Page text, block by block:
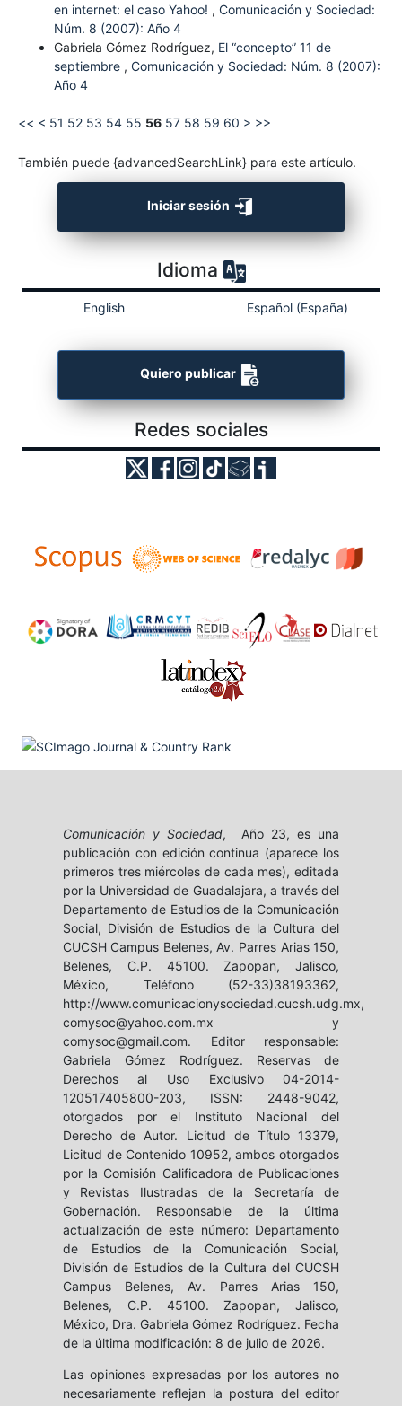
en internet: el caso Yahoo! , Comunicación y Sociedad:
Núm. 8 (2007): Año 4
Gabriela Gómez Rodríguez, El “concepto” 11 de
septiembre , Comunicación y Sociedad: Núm. 8 (2007):
Año 4
<< < 51 52 53 54 55 56 57 58 59 60 > >>
También puede {advancedSearchLink} para este artículo.
Iniciar sesión
Idioma
English Español (España)
Quiero publicar
Redes sociales
Comunicación y Sociedad, Año 23, es una
publicación con edición continua (aparece los
primeros tres miércoles de cada mes), editada
por la Universidad de Guadalajara, a través del
Departamento de Estudios de la Comunicación
Social, División de Estudios de la Cultura del
CUCSH Campus Belenes, Av. Parres Arias 150,
Belenes, C.P. 45100. Zapopan, Jalisco,
México, Teléfono (52-33)38193362,
http://www.comunicacionysociedad.cucsh.udg.mx,
comysoc@yahoo.com.mx y
comysoc@gmail.com. Editor responsable:
Gabriela Gómez Rodríguez. Reservas de
Derechos al Uso Exclusivo 04-2014-
120517405800-203, ISSN: 2448-9042,
otorgados por el Instituto Nacional del
Derecho de Autor. Licitud de Título 13379,
Licitud de Contenido 10952, ambos otorgados
por la Comisión Calificadora de Publicaciones
y Revistas Ilustradas de la Secretaría de
Gobernación. Responsable de la última
actualización de este número: Departamento
de Estudios de la Comunicación Social,
División de Estudios de la Cultura del CUCSH
Campus Belenes, Av. Parres Arias 150,
Belenes, C.P. 45100. Zapopan, Jalisco,
México, Dra. Gabriela Gómez Rodríguez. Fecha
de la última modificación: 8 de julio de 2026.
Las opiniones expresadas por los autores no
necesariamente reflejan la postura del editor